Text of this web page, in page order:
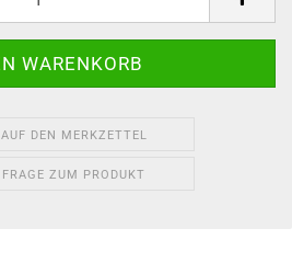
AUF DEN MERKZETTEL
FRAGE ZUM PRODUKT